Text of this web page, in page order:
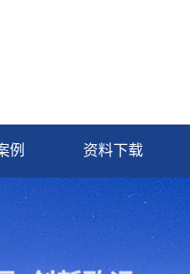
例 资料下载